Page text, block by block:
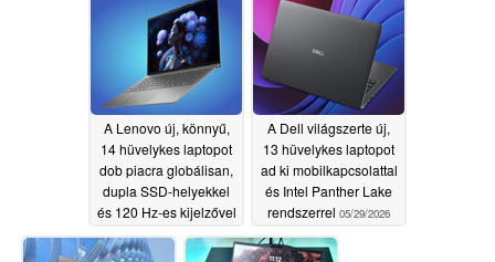
05/29/2026
A Lenovo új, könnyű,
14 hüvelykes laptopot
dob piacra globálisan,
dupla SSD-helyekkel
és 120 Hz-es kijelzővel
05/29/2026
A Dell világszerte új,
13 hüvelykes laptopot
ad ki mobilkapcsolattal
és Intel Panther Lake
rendszerrel 05/29/2026